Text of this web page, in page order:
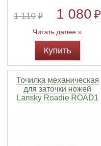
1 110 ₽ 1 080 ₽
Читать далее »
Купить
Точилка механическая
для заточки ножей
Lansky Roadie ROAD1